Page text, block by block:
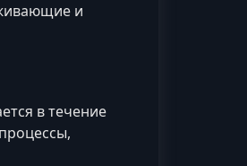
и
в течение